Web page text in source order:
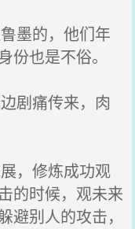
墨的，他们年
份也是不俗。
剧痛传来，肉
，修炼成功观
的时候，观未来
避别人的攻击，